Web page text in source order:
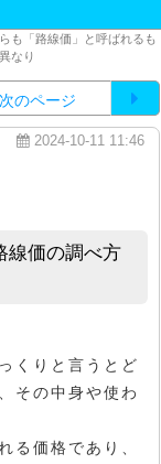
も「路線価」と呼ばれるも
なり
次のページ
2024-10-11 11:46
線価の調べ方
相続 税 評価 額 固定資
くりと言うとど
その中身や使わ
る価格であり、